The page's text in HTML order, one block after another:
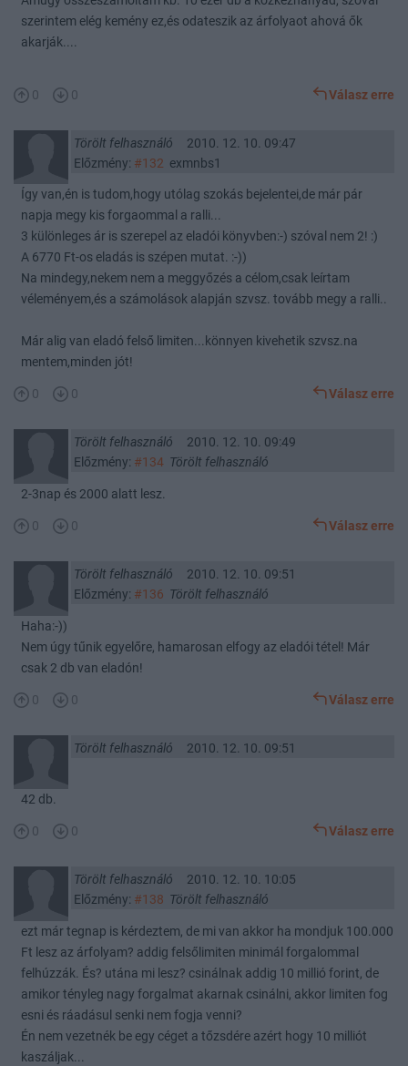
szerintem elég kemény ez,és odateszik az árfolyaot ahová ők
akarják....
0 0 Válasz erre
Törölt felhasználó
2010. 12. 10. 09:47
Előzmény: #132 exmnbs1
Így van,én is tudom,hogy utólag szokás bejelentei,de már pár
napja megy kis forgaommal a ralli...
3 különleges ár is szerepel az eladói könyvben:-) szóval nem 2! :)
A 6770 Ft-os eladás is szépen mutat. :-))
Na mindegy,nekem nem a meggyőzés a célom,csak leírtam
véleményem,és a számolások alapján szvsz. tovább megy a ralli..
Már alig van eladó felső limiten...könnyen kivehetik szvsz.na
mentem,minden jót!
0 0 Válasz erre
Törölt felhasználó
2010. 12. 10. 09:49
Előzmény: #134 Törölt felhasználó
2-3nap és 2000 alatt lesz.
0 0 Válasz erre
Törölt felhasználó
2010. 12. 10. 09:51
Előzmény: #136 Törölt felhasználó
Haha:-))
Nem úgy tűnik egyelőre, hamarosan elfogy az eladói tétel! Már
csak 2 db van eladón!
0 0 Válasz erre
Törölt felhasználó 2010. 12. 10. 09:51
42 db.
0 0 Válasz erre
Törölt felhasználó
2010. 12. 10. 10:05
Előzmény: #138 Törölt felhasználó
ezt már tegnap is kérdeztem, de mi van akkor ha mondjuk 100.000
Ft lesz az árfolyam? addig felsőlimiten minimál forgalommal
felhúzzák. És? utána mi lesz? csinálnak addig 10 millió forint, de
amikor tényleg nagy forgalmat akarnak csinálni, akkor limiten fog
esni és ráadásul senki nem fogja venni?
Én nem vezetnék be egy céget a tőzsdére azért hogy 10 milliót
kaszáljak...